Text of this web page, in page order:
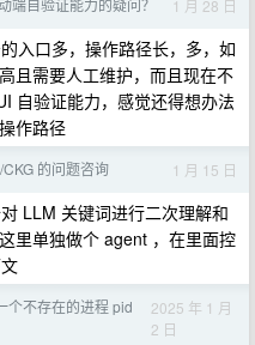
端自验证能力的疑问？ 1 月 28 日
入口多，操作路径长，多，如
且需要人工维护，而且现在不
自验证能力，感觉还得想办法
作路径
的问题咨询 1 月 15 日
LLM 关键词进行二次理解和
里单独做个 agent ，在里面控
个不存在的进程 pid
2025 年 1 月
2 日